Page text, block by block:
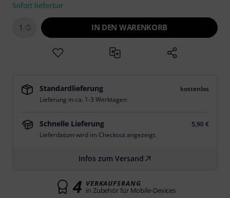
Sofort lieferbar
1 IN DEN WARENKORB
Standardlieferung
kostenlos
Lieferung in ca. 1-3 Werktagen
Schnelle Lieferung
5,90 €
Lieferdatum wird im Checkout angezeigt.
Infos zum Versand
4 VERKAUFSRANG
in Zubehör für Mobile-Devices